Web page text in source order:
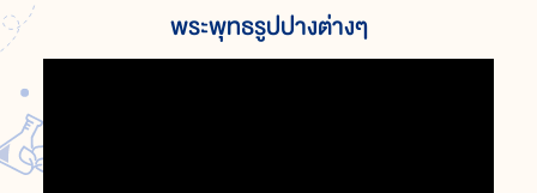
พระพุทธรูปปางต่างๆ